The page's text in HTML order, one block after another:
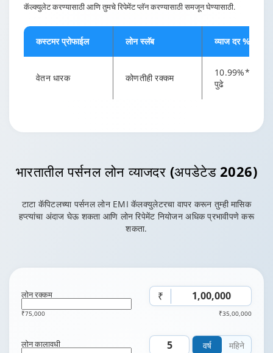
कॅल्क्युलेट करण्यासाठी आणि तुमचे रिपेमेंट प्लॅन करण्यासाठी समजून घेण्यासाठी.
कस्टमर प्रोफाईल लोन स्लॅब व्याज दर %*
वेतन धारक कोणतीही रक्कम
10.99%* पासून
पुढे
भारतातील पर्सनल लोन व्याजदर (अपडेटेड 2026)
टाटा कॅपिटलच्या पर्सनल लोन EMI कॅलक्युलेटरचा वापर करून तुम्ही मासिक
हप्त्यांचा अंदाज घेऊ शकता आणि लोन रिपेमेंट नियोजन अधिक प्रभावीपणे करू
शकता.
लोन रक्कम ₹
₹75,000 ₹35,00,000
वर्ष महिने
लोन कालावधी